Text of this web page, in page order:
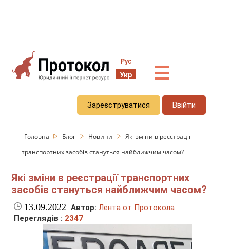
Рус
Укр ☰
Зареєструватися Ввійти
Головна Блог Новини
Які зміни в реєстрації
транспортних засобів стануться найближчим часом?
Які зміни в реєстрації транспортних
засобів стануться найближчим часом?
13.09.2022 Автор: Лента от Протокола
Переглядів : 2347